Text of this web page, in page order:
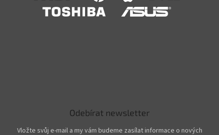
Odebírat newsletter
Vložte svůj e-mail a my vám budeme zasílat informace o nových